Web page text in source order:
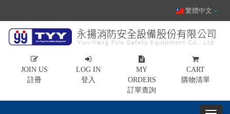
繁體中文
JOIN US
註冊
LOG IN
登入
MY
ORDERS
訂單查詢
CART
購物清單